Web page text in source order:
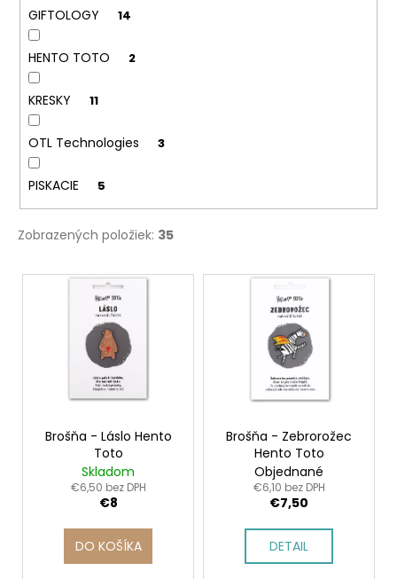
GIFTOLOGY 14
HENTO TOTO 2
KRESKY 11
OTL Technologies 3
PISKACIE 5
Zobrazených položiek: 35
V
Brošňa - Láslo Hento
Toto
Skladom
€6,50 bez DPH
€8
DO KOŠÍKA
Brošňa - Zebrorožec
Hento Toto
Objednané
€6,10 bez DPH
€7,50
DETAIL